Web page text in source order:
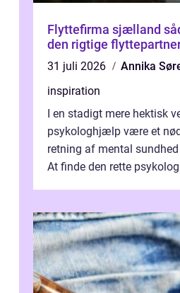
Flyttefirma sjælland sådan vælger du
den rigtige
31 juli 2026
Annika
inspiration
I en stadigt mere hektisk
psykologhjælp være et
retning af mental
At finde den rette